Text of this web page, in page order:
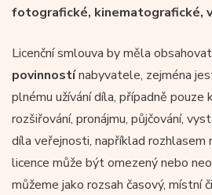
fotografické, kinematografické,
Licenční smlouva by měla obsahovat
povinnostínabyvatele, zejména
plnému užívání díla, případně pouze
rozšiřování, pronájmu, půjčování,
díla veřejnosti, například rozhlasem
licence může být omezený nebo
můžeme jako rozsah časový, místní